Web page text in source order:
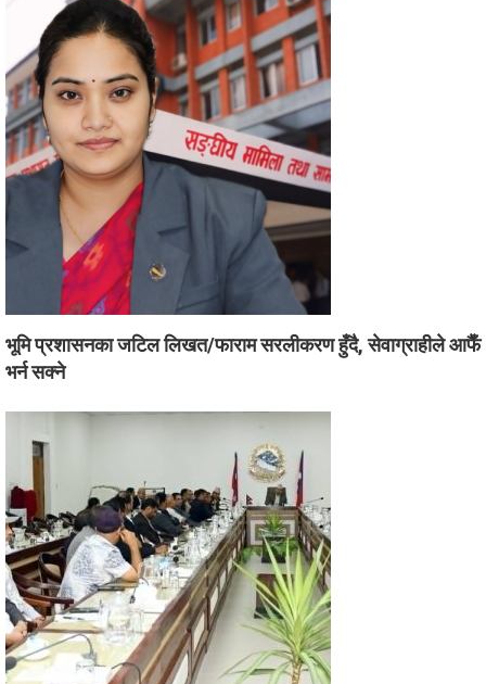
भूमि प्रशासनका जटिल लिखत/फाराम सरलीकरण हुँदै, सेवाग्राहीले आफैँ
भर्न सक्ने